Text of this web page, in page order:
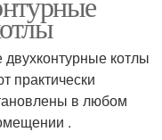
котлы
практически
в любом
.